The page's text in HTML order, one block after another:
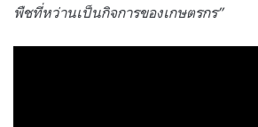
พืชที่หว่านเป็นกิจการของเกษตรกร”